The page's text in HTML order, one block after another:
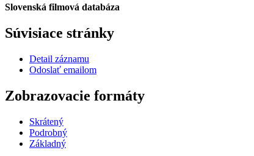
Slovenská filmová databáza
Súvisiace stránky
Detail záznamu
Odoslať emailom
Zobrazovacie formáty
Skrátený
Podrobný
Základný